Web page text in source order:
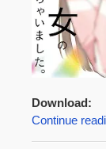
Download:
Continue